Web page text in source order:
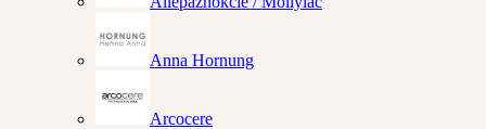
Anna Hornung
Arcocere